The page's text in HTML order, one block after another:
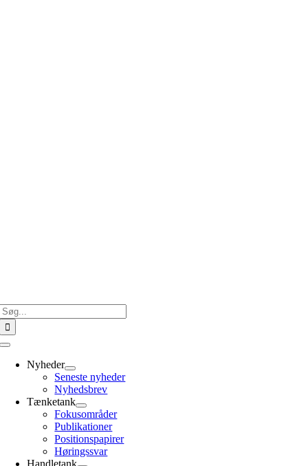
Toggle
NavigationNyheder
Seneste nyheder
Nyhedsbrev
Tænketank
Fokusområder
Publikationer
Positionspapirer
Høringssvar
Handletank